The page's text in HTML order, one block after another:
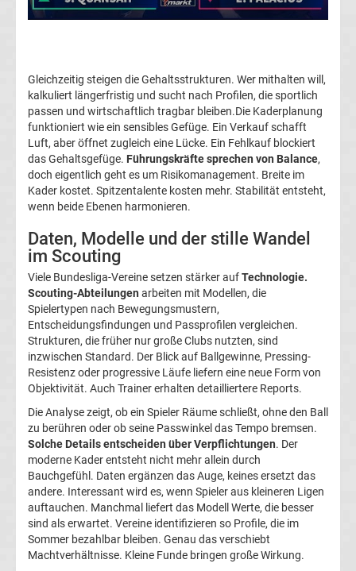
Fußballklubs
Bundesliga
2.
Liga
3.
Liga
DFB-
Pokal
Champions
League
Europa
League
Europa
Gleichzeitig steigen die Gehaltsstrukturen. Wer mithalten will,
kalkuliert längerfristig und sucht nach Profilen, die sportlich
passen und wirtschaftlich tragbar bleiben.Die Kaderplanung
funktioniert wie ein sensibles Gefüge. Ein Verkauf schafft
Luft, aber öffnet zugleich eine Lücke. Ein Fehlkauf blockiert
das Gehaltsgefüge. Führungskräfte sprechen von Balance,
doch eigentlich geht es um Risikomanagement. Breite im
Kader kostet. Spitzentalente kosten mehr. Stabilität entsteht,
wenn beide Ebenen harmonieren.
Daten, Modelle und der stille Wandel
im Scouting
Viele Bundesliga-Vereine setzen stärker aufTechnologie.
Scouting-Abteilungen arbeiten mit Modellen, die
Spielertypen nach Bewegungsmustern,
Entscheidungsfindungen und Passprofilen vergleichen.
Strukturen, die früher nur große Clubs nutzten, sind
inzwischen Standard. Der Blick auf Ballgewinne, Pressing-
Resistenz oder progressive Läufe liefern eine neue Form von
Objektivität. Auch Trainer erhalten detailliertere Reports.
Die Analyse zeigt, ob ein Spieler Räume schließt, ohne den Ball
zu berühren oder ob seine Passwinkel das Tempo bremsen.
Solche Details entscheiden über Verpflichtungen. Der
moderne Kader entsteht nicht mehr allein durch
Bauchgefühl. Daten ergänzen das Auge, keines ersetzt das
andere. Interessant wird es, wenn Spieler aus kleineren Ligen
auftauchen. Manchmal liefert das Modell Werte, die besser
sind als erwartet. Vereine identifizieren so Profile, die im
Sommer bezahlbar bleiben. Genau das verschiebt
Machtverhältnisse. Kleine Funde bringen große Wirkung.